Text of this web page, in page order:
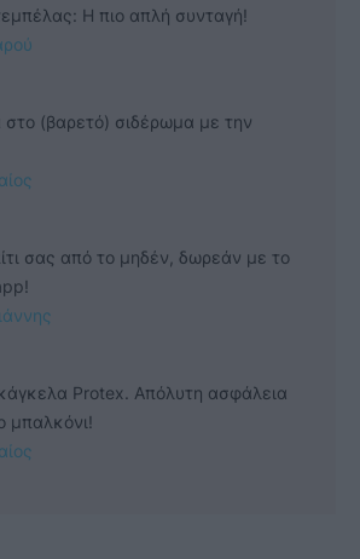
Η πιο απλή συνταγή!
στο (βαρετό) σιδέρωμα με την
σας από το μηδέν, δωρεάν με το
Protex. Απόλυτη ασφάλεια
μπαλκόνι!